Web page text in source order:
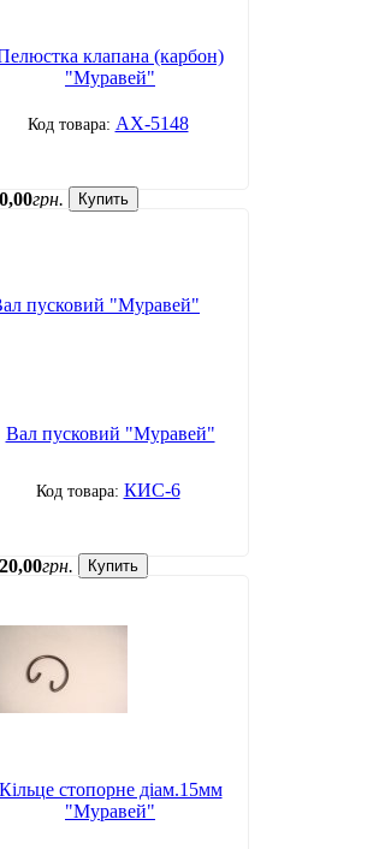
клапана (карбон)
"Муравей"
АХ-5148
,00грн. Купить
Вал пусковий "Муравей"
КИС-6
,00грн. Купить
Кільце стопорне діам.15мм
"Муравей"